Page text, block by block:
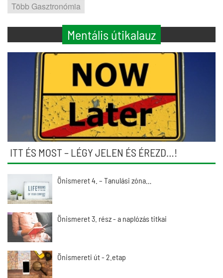
Több Gasztronómia
Mentális útikalauz
ITT ÉS MOST – LÉGY JELEN ÉS ÉREZD…!
Önismeret 4. – Tanulási zóna…
Önismeret 3. rész - a naplózás titkai
Önismereti út - 2.etap